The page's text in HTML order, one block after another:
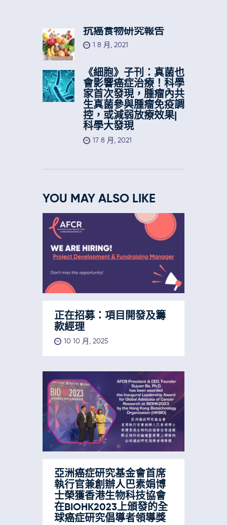
抗癌食物研究報告
1 8 月, 2021
《細胞》子刊：真菌也
會影響癌症治療！科學
家首次發現，腫瘤內共
生真菌參與腫瘤免疫調
控，或減弱放療效果|
科學大發現
17 8 月, 2021
YOU MAY ALSO LIKE
正在招募：項目開發及籌
款經理
10 10 月, 2025
亞洲癌症研究基金會首席
執行官兼創辦人巴素娟博
士榮獲香港生物科技協會
在BIOHK2023上頒發的全
球癌症研究倡導者領導獎